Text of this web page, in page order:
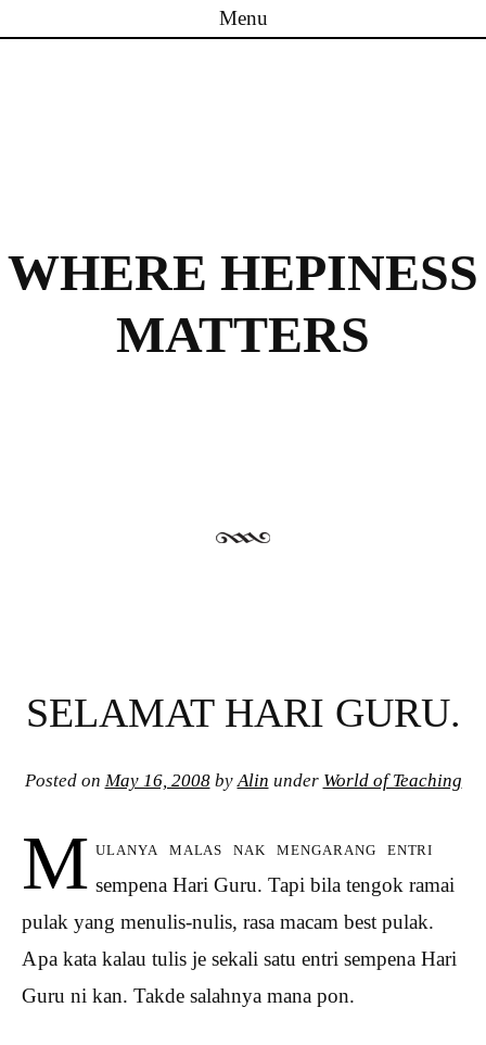
Menu
WHERE HEPINESS
MATTERS
SELAMAT HARI GURU.
Posted on May 16, 2008by Alin under World of Teaching
M ulanya malas nak mengarang entri
sempena Hari Guru. Tapi bila tengok ramai
pulak yang menulis-nulis, rasa macam best pulak.
Apa kata kalau tulis je sekali satu entri sempena Hari
Guru ni kan. Takde salahnya mana pon.